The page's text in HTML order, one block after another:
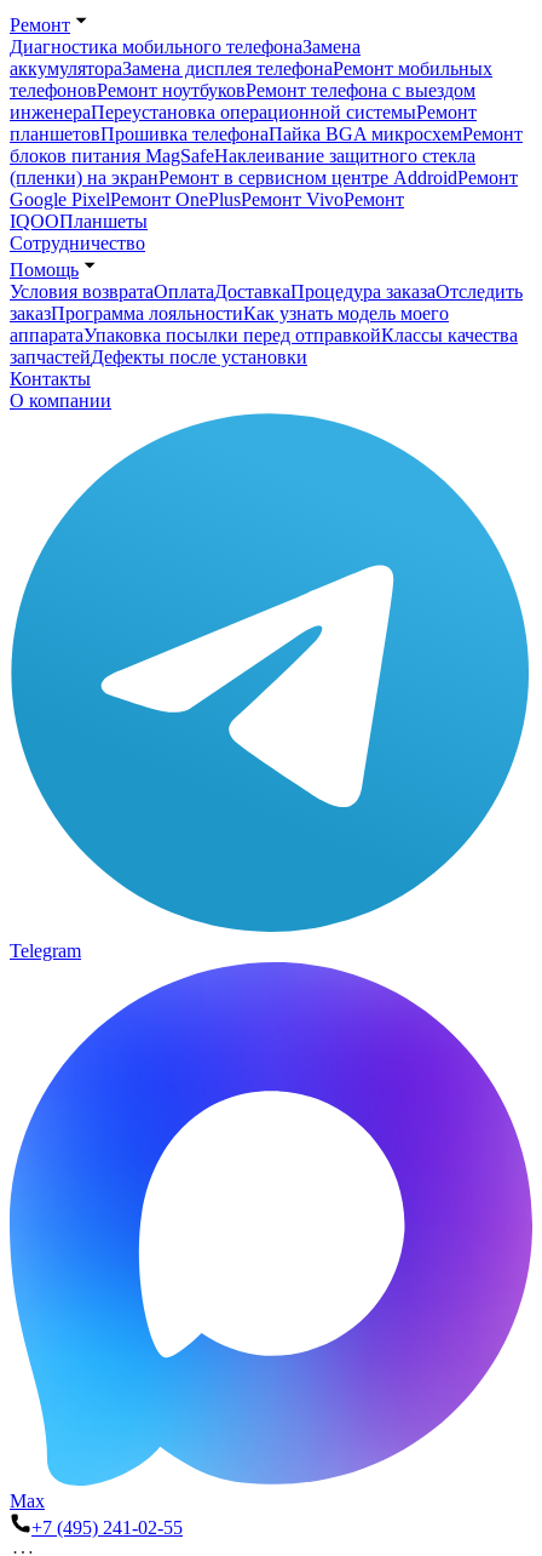
Ремонт
Диагностика мобильного телефонаЗамена
аккумулятораЗамена дисплея телефонаРемонт мобильных
телефоновРемонт ноутбуковРемонт телефона с выездом
инженераПереустановка операционной системыРемонт
планшетовПрошивка телефонаПайка BGA микросхемРемонт
блоков питания MagSafeНаклеивание защитного стекла
(пленки) на экранРемонт в сервисном центре AddroidРемонт
Google PixelРемонт OnePlusРемонт VivoРемонт
IQOOПланшеты
Сотрудничество
Помощь
Условия возвратаОплатаДоставкаПроцедура заказаОтследить
заказПрограмма лояльностиКак узнать модель моего
аппаратаУпаковка посылки перед отправкойКлассы качества
запчастейДефекты после установки
Контакты
О компании
Telegram
Max
+7 (495) 241-02-55